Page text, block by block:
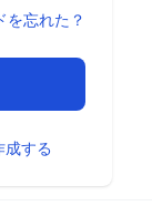
を忘れた？
成する